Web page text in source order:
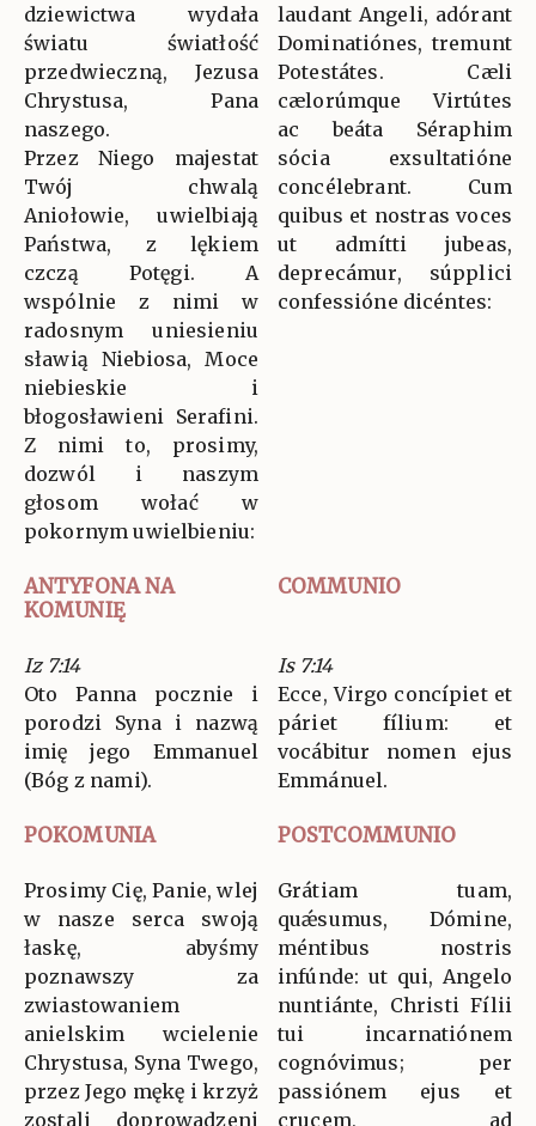
dziewictwa wydała
światu światłość
przedwieczną, Jezusa
Chrystusa, Pana
naszego.
Przez Niego majestat
Twój chwalą
Aniołowie, uwielbiają
Państwa, z lękiem
czczą Potęgi. A
wspólnie z nimi w
radosnym uniesieniu
sławią Niebiosa, Moce
niebieskie i
błogosławieni Serafini.
Z nimi to, prosimy,
dozwól i naszym
głosom wołać w
pokornym uwielbieniu:
laudant Angeli, adórant
Dominatiónes, tremunt
Potestátes. Cæli
cælorúmque Virtútes
ac beáta Séraphim
sócia exsultatióne
concélebrant. Cum
quibus et nostras voces
ut admítti jubeas,
deprecámur, súpplici
confessióne dicéntes:
ANTYFONA NA
KOMUNIĘ
COMMUNIO
Iz 7:14
Oto Panna pocznie i
porodzi Syna i nazwą
imię jego Emmanuel
(Bóg z nami).
Is 7:14
Ecce, Virgo concípiet et
páriet fílium: et
vocábitur nomen ejus
Emmánuel.
POKOMUNIA POSTCOMMUNIO
Prosimy Cię, Panie, wlej
w nasze serca swoją
łaskę, abyśmy
poznawszy za
zwiastowaniem
anielskim wcielenie
Chrystusa, Syna Twego,
przez Jego mękę i krzyż
zostali doprowadzeni
Grátiam tuam,
quǽsumus, Dómine,
méntibus nostris
infúnde: ut qui, Angelo
nuntiánte, Christi Fílii
tui incarnatiónem
cognóvimus; per
passiónem ejus et
crucem, ad